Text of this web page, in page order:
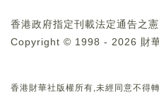
香港政府指定刊載法定通告之
Copyright © 1998 - 2026 財華
香港財華社版權所有,未經同意不得轉